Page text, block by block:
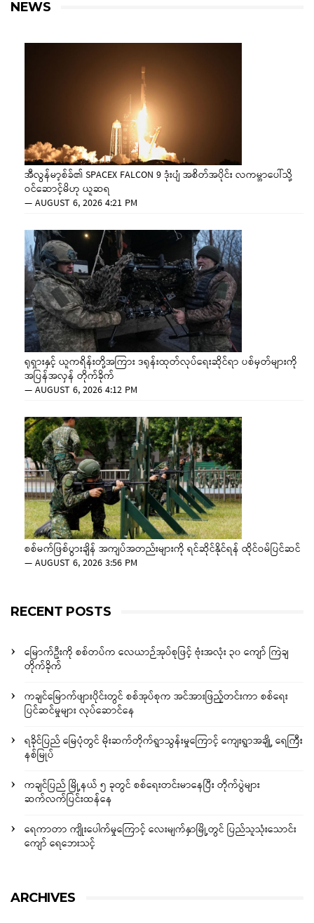
NEWS
အီလွန်မာ့စ်ခ်၏ SPACEX FALCON 9 ဒုံးပျံ အစိတ်အပိုင်း လကမ္ဘာပေါ်သို့
ဝင်ဆောင့်မိဟု ယူဆရ
—AUGUST 6, 2026 4:21 PM
ရုရှားနှင့် ယူကရိန်းတို့အကြား ဒရုန်းထုတ်လုပ်ရေးဆိုင်ရာ ပစ်မှတ်များကို
အပြန်အလှန် တိုက်ခိုက်
—AUGUST 6, 2026 4:12 PM
စစ်မက်ဖြစ်ပွားချိန် အကျပ်အတည်းများကို ရင်ဆိုင်နိုင်ရန် ထိုင်ဝမ်ပြင်ဆင်
—AUGUST 6, 2026 3:56 PM
RECENT POSTS
မြောက်ဦးကို စစ်တပ်က လေယာဉ်အုပ်စုဖြင့် ဗုံးအလုံး ၃၀ ကျော် ကြဲချ
တိုက်ခိုက်
ကချင်မြောက်ဖျားပိုင်းတွင် စစ်အုပ်စုက အင်အားဖြည့်တင်းကာ စစ်ရေး
ပြင်ဆင်မှုများ လုပ်ဆောင်နေ
ရခိုင်ပြည် မြေပုံတွင် မိုးဆက်တိုက်ရွာသွန်းမှုကြောင့် ကျေးရွာအချို့ ရေကြီး
နစ်မြုပ်
ကချင်ပြည် မြို့နယ် ၅ ခုတွင် စစ်ရေးတင်းမာနေပြီး တိုက်ပွဲများ
ဆက်လက်ပြင်းထန်နေ
ရေကာတာ ကျိုးပေါက်မှုကြောင့် လေးမျက်နှာမြို့တွင် ပြည်သူသုံးသောင်း
ကျော် ရေဘေးသင့်
ARCHIVES